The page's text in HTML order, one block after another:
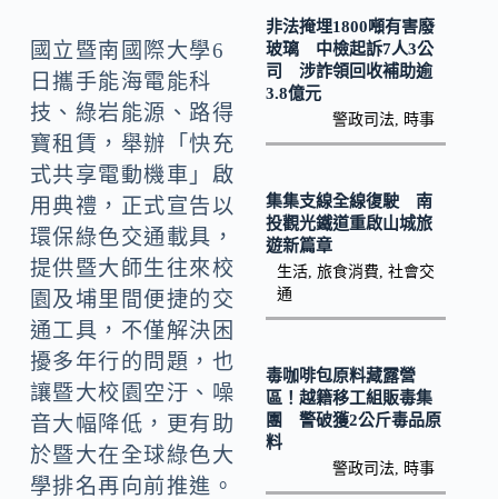
o
k
Li
n
k
國立暨南國際大學6
日攜手能海電能科
技、綠岩能源、路得
寶租賃，舉辦「快充
式共享電動機車」啟
用典禮，正式宣告以
環保綠色交通載具，
提供暨大師生往來校
園及埔里間便捷的交
通工具，不僅解決困
擾多年行的問題，也
讓暨大校園空汙、噪
音大幅降低，更有助
於暨大在全球綠色大
學排名再向前推進。
非法掩埋1800噸有害廢
玻璃 中檢起訴7人3公
司 涉詐領回收補助逾
3.8億元
警政司法 時事
集集支線全線復駛 南
投觀光鐵道重啟山城旅
遊新篇章
生活, 旅食消費 社會交
通
毒咖啡包原料藏露營
區！越籍移工組販毒集
團 警破獲2公斤毒品原
料
警政司法 時事